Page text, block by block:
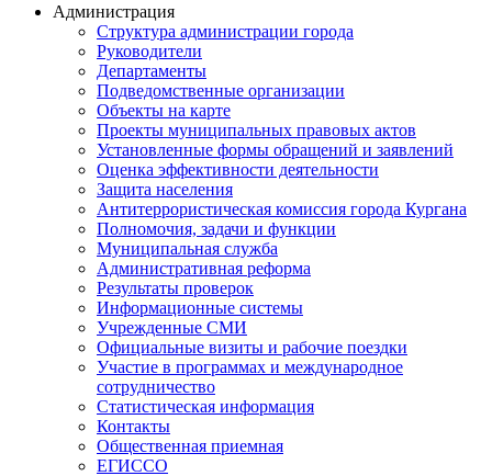
Администрация
Структура администрации города
Руководители
Департаменты
Подведомственные организации
Объекты на карте
Проекты муниципальных правовых актов
Установленные формы обращений и заявлений
Оценка эффективности деятельности
Защита населения
Антитеррористическая комиссия города Кургана
Полномочия, задачи и функции
Муниципальная служба
Административная реформа
Результаты проверок
Информационные системы
Учрежденные СМИ
Официальные визиты и рабочие поездки
Участие в программах и международное
сотрудничество
Статистическая информация
Контакты
Общественная приемная
ЕГИССО